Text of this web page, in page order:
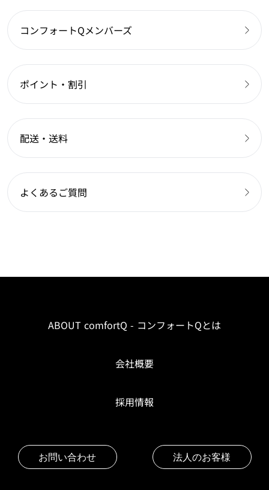
コンフォートQメンバーズ
ポイント・割引
配送・送料
よくあるご質問
ABOUT comfortQ - コンフォートQとは
会社概要
採用情報
お問い合わせ 法人のお客様